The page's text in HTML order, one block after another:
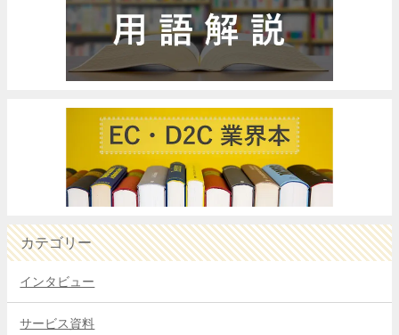
カテゴリー
インタビュー
サービス資料